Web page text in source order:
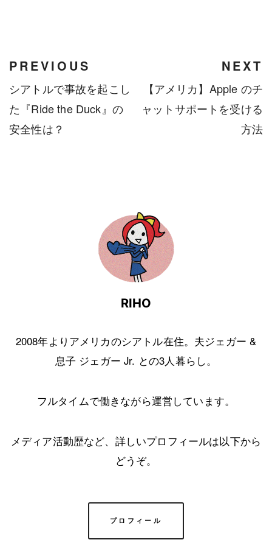
PREVIOUS
シアトルで事故を起こし
た『Ride the Duck』の
安全性は？
NEXT
【アメリカ】Apple のチ
ャットサポートを受ける
方法
RIHO
2008年よりアメリカのシアトル在住。夫ジェガー &
息子 ジェガー Jr. との3人暮らし。
フルタイムで働きながら運営しています。
メディア活動歴など、詳しいプロフィールは以下から
どうぞ。
プロフィール